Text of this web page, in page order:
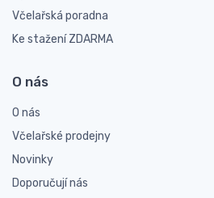
Včelařská poradna
Ke stažení ZDARMA
O nás
O nás
Včelařské prodejny
Novinky
Doporučují nás